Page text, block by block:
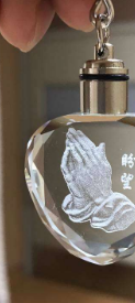
運動要注意什麼
過早晨危險期 看
安全起床